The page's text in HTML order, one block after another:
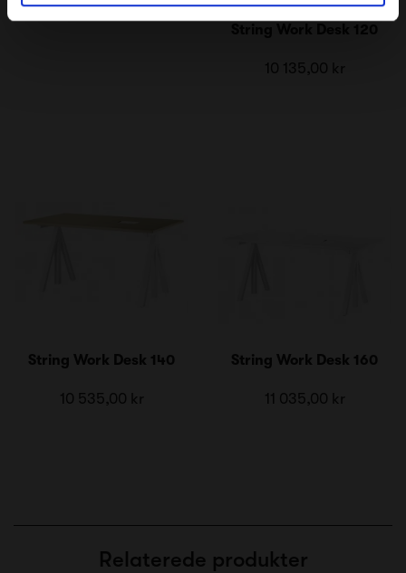
10 135,00 kr
String Work Desk 140
10 535,00 kr
String Work Desk 160
11 035,00 kr
Relaterede produkter